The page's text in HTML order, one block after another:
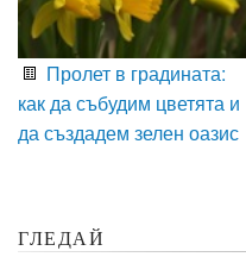
Пролет в градината:
как да събудим цветята и
да създадем зелен оазис
ГЛЕДАЙ